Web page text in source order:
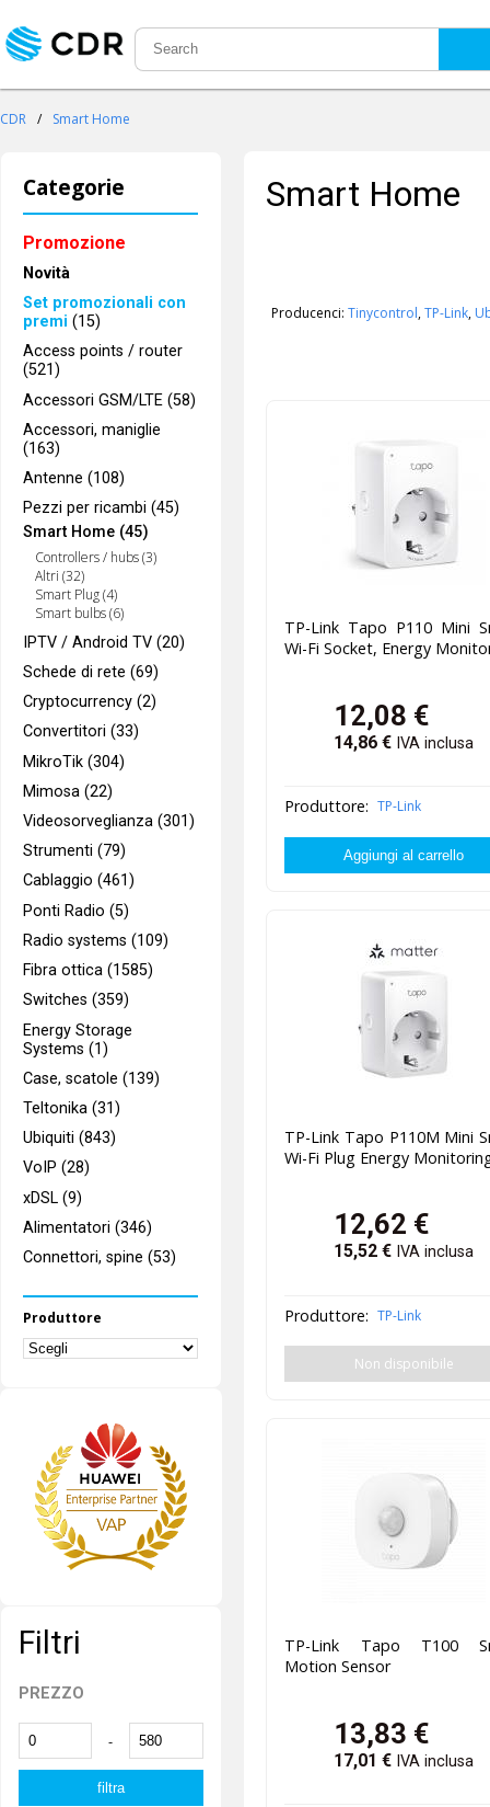
CDR / Smart Home
Categorie
Promozione
Novità
Set promozionali con
premi (15)
Access points / router
(521)
Accessori GSM/LTE (58)
Accessori, maniglie
(163)
Antenne (108)
Pezzi per ricambi (45)
Smart Home (45)
Controllers / hubs (3)
Altri (32)
Smart Plug (4)
Smart bulbs (6)
IPTV / Android TV (20)
Schede di rete (69)
Cryptocurrency (2)
Convertitori (33)
MikroTik (304)
Mimosa (22)
Videosorveglianza (301)
Strumenti (79)
Cablaggio (461)
Ponti Radio (5)
Radio systems (109)
Fibra ottica (1585)
Switches (359)
Energy Storage
Systems (1)
Case, scatole (139)
Teltonika (31)
Ubiquiti (843)
VoIP (28)
xDSL (9)
Alimentatori (346)
Connettori, spine (53)
Produttore
Filtri
PREZZO
-
Smart Home
Producenci:Tinycontrol,TP-Link,
TP-Link Tapo P110 Mini
Wi-Fi Socket, Energy
12,08 €
14,86 € IVA inclusa
Produttore: TP-Link
TP-Link Tapo P110M Mini
Wi-Fi Plug Energy
12,62 €
15,52 € IVA inclusa
Produttore: TP-Link
Non disponibile
TP-Link Tapo T100
Motion Sensor
13,83 €
17,01 € IVA inclusa